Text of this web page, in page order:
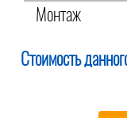
Монтаж
Стоимость